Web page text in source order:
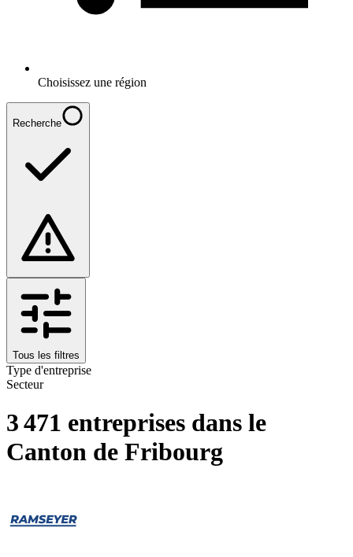
Choisissez une région
Recherche
Tous les filtres
Type d'entreprise
Secteur
3 471 entreprises dans le
Canton de Fribourg